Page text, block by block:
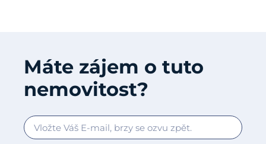
Máte zájem o tuto
nemovitost?